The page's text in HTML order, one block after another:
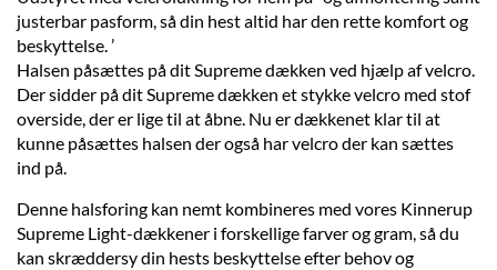
justerbar pasform, så din hest altid har den rette komfort og
beskyttelse. ’
Halsen påsættes på dit Supreme dækken ved hjælp af velcro.
Der sidder på dit Supreme dækken et stykke velcro med stof
overside, der er lige til at åbne. Nu er dækkenet klar til at
kunne påsættes halsen der også har velcro der kan sættes
ind på.
Denne halsforing kan nemt kombineres med vores Kinnerup
Supreme Light-dækkener i forskellige farver og gram, så du
kan skræddersy din hests beskyttelse efter behov og